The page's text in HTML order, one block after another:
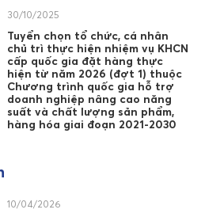
30/10/2025
Tuyển chọn tổ chức, cá nhân
chủ trì thực hiện nhiệm vụ KHCN
cấp quốc gia đặt hàng thực
hiện từ năm 2026 (đợt 1) thuộc
Chương trình quốc gia hỗ trợ
doanh nghiệp nâng cao năng
suất và chất lượng sản phẩm,
hàng hóa giai đoạn 2021-2030
10/04/2026